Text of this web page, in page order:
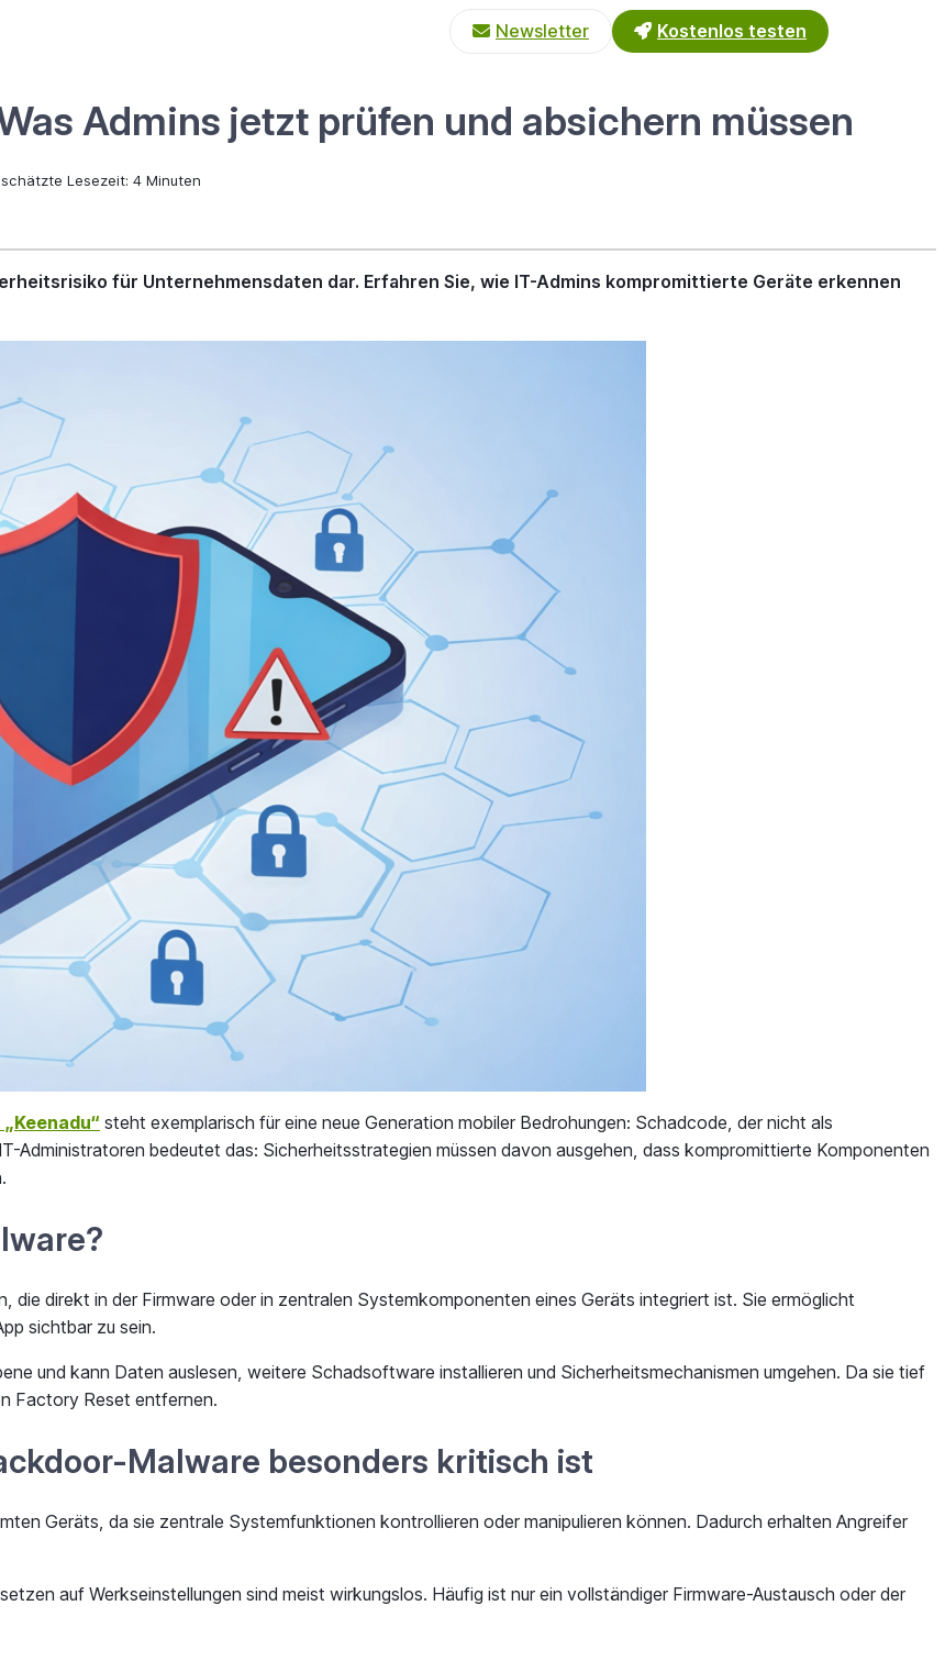
Newsletter Kostenlos testen
Admins jetzt prüfen und absichern müssen
Lesezeit: 4 Minuten
für Unternehmensdaten dar. Erfahren Sie, wie IT-Admins kompromittierte Geräte erkennen
steht exemplarisch für eine neue Generation mobiler Bedrohungen: Schadcode, der nicht als
Administratoren bedeutet das: Sicherheitsstrategien müssen davon ausgehen, dass kompromittierte Komponenten
direkt in der Firmware oder in zentralen Systemkomponenten eines Geräts integriert ist. Sie ermöglicht
sichtbar zu sein.
und kann Daten auslesen, weitere Schadsoftware installieren und Sicherheitsmechanismen umgehen. Da sie tief
Factory Reset entfernen.
Malware besonders kritisch ist
Geräts, da sie zentrale Systemfunktionen kontrollieren oder manipulieren können. Dadurch erhalten Angreifer
auf Werkseinstellungen sind meist wirkungslos. Häufig ist nur ein vollständiger Firmware-Austausch oder der